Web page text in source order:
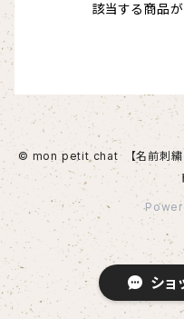
該当する商品が
© mon petit chat 【名前刺繍の
ショ